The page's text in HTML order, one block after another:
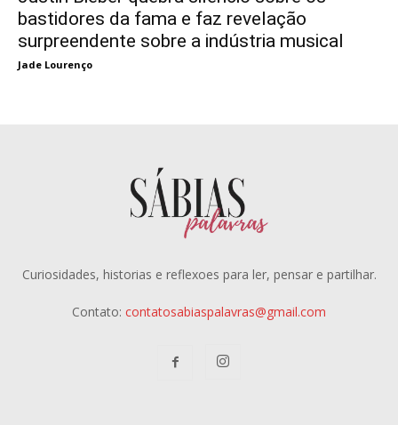
bastidores da fama e faz revelação
surpreendente sobre a indústria musical
Jade Lourenço
Curiosidades, historias e reflexoes para ler, pensar e partilhar.
Contato: contatosabiaspalavras@gmail.com